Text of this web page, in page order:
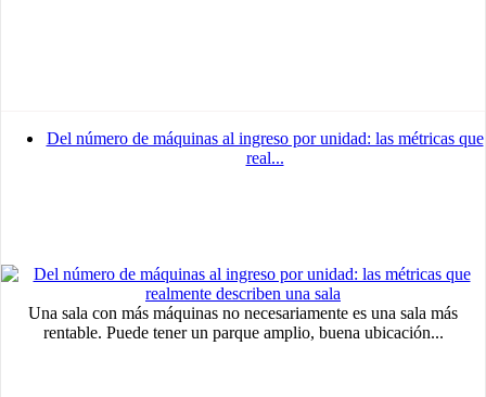
Del número de máquinas al ingreso por unidad: las métricas que
real...
Una sala con más máquinas no necesariamente es una sala más
rentable. Puede tener un parque amplio, buena ubicación...